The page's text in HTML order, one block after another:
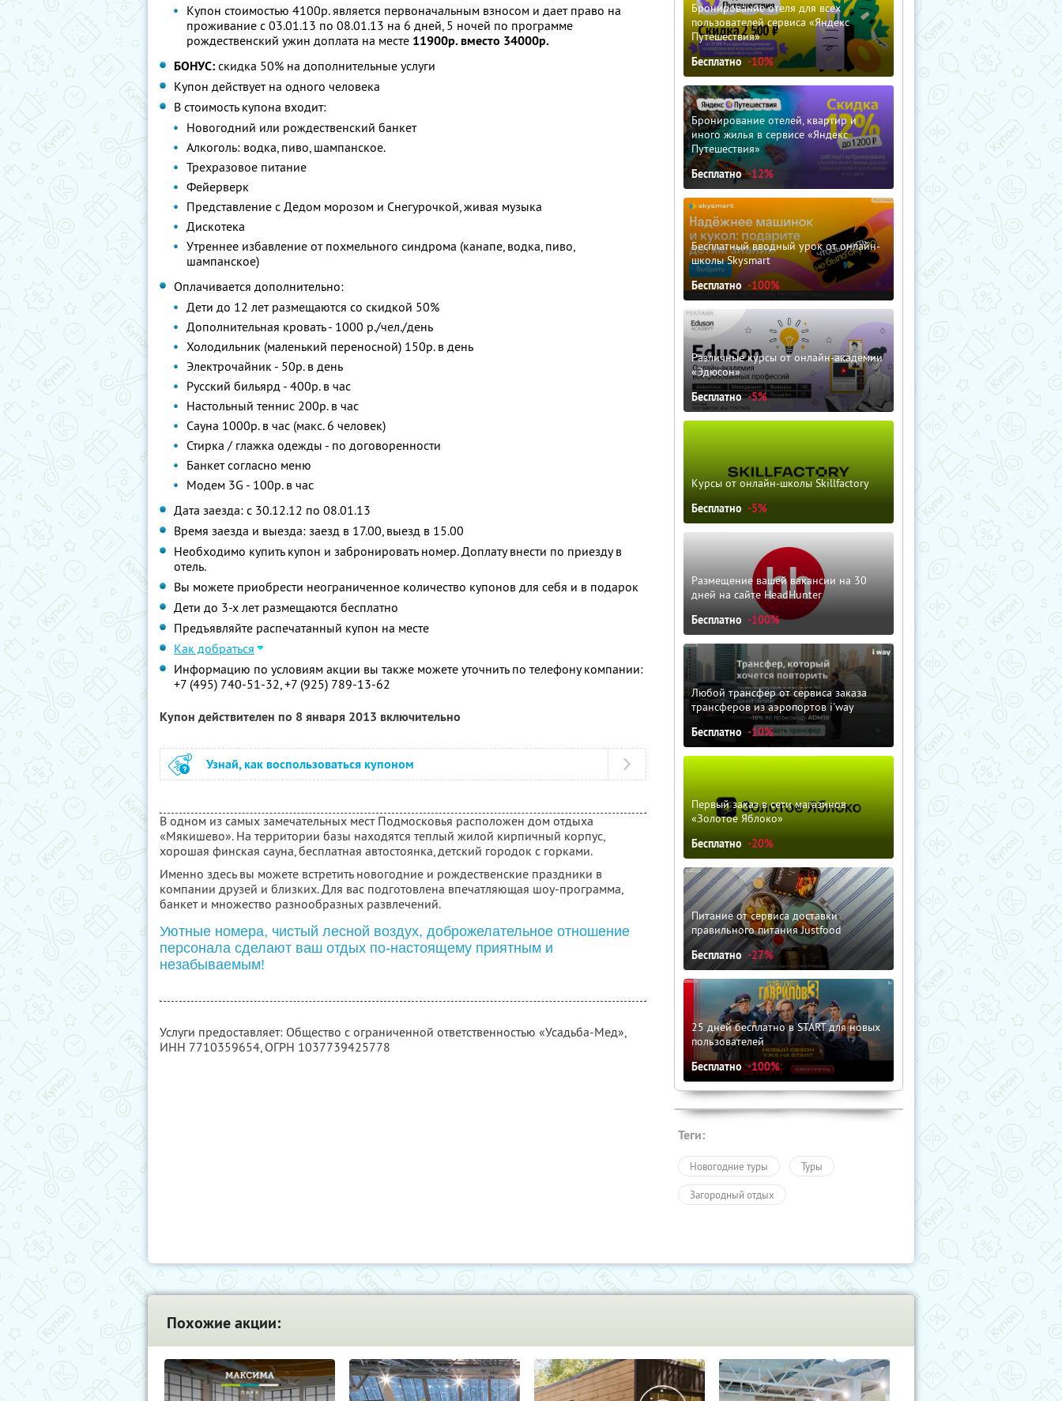
Купон стоимостью 4100р. является первоначальным взносом и дает право на
проживание с 03.01.13 по 08.01.13 на 6 дней, 5 ночей по программе
рождественский ужин доплата на месте 11900р. вместо 34000р.
БОНУС: скидка 50% на дополнительные услуги
Купон действует на одного человека
В стоимость купона входит:
Новогодний или рождественский банкет
Алкоголь: водка, пиво, шампанское.
Трехразовое питание
Фейерверк
Представление с Дедом морозом и Снегурочкой, живая музыка
Дискотека
Утреннее избавление от похмельного синдрома (канапе, водка, пиво,
шампанское)
Оплачивается дополнительно:
Дети до 12 лет размещаются со скидкой 50%
Дополнительная кровать - 1000 р./чел./день
Холодильник (маленький переносной) 150р. в день
Электрочайник - 50р. в день
Русский бильярд - 400р. в час
Настольный теннис 200р. в час
Сауна 1000р. в час (макс. 6 человек)
Стирка / глажка одежды - по договоренности
Банкет согласно меню
Модем 3G - 100р. в час
Дата заезда: с 30.12.12 по 08.01.13
Время заезда и выезда: заезд в 17.00, выезд в 15.00
Необходимо купить купон и забронировать номер. Доплату внести по приезду в
отель.
Вы можете приобрести неограниченное количество купонов для себя и в подарок
Дети до 3-х лет размещаются бесплатно
Предъявляйте распечатанный купон на месте
Как добраться
Информацию по условиям акции вы также можете уточнить по телефону компании:
+7 (495) 740-51-32, +7 (925) 789-13-62
Купон действителен по 8 января 2013 включительно
Узнай, как воспользоваться купоном
В одном из самых замечательных мест Подмосковья расположен дом отдыха
«Мякишево». На территории базы находятся теплый жилой кирпичный корпус,
хорошая финская сауна, бесплатная автостоянка, детский городок с горками.
Именно здесь вы можете встретить новогодние и рождественские праздники в
компании друзей и близких. Для вас подготовлена впечатляющая шоу-программа,
банкет и множество разнообразных развлечений.
Уютные номера, чистый лесной воздух, доброжелательное отношение
персонала сделают ваш отдых по-настоящему приятным и
незабываемым!
Услуги предоставляет: Общество с ограниченной ответственностью «Усадьба-Мед»,
ИНН 7710359654, ОГРН 1037739425778
Бронирование отеля для всех
пользователей сервиса «Яндекс
Путешествия»
Бесплатно -10%
Бронирование отелей, квартир и
иного жилья в сервисе «Яндекс
Путешествия»
Бесплатно -12%
Бесплатный вводный урок от онлайн-
школы Skysmart
Бесплатно -100%
Различные курсы от онлайн-академии
«Эдюсон»
Бесплатно -5%
Курсы от онлайн-школы Skillfactory
Бесплатно -5%
Размещение вашей вакансии на 30
дней на сайте HeadHunter
Бесплатно -100%
Любой трансфер от сервиса заказа
трансферов из аэропортов i'way
Бесплатно -10%
Первый заказ в сети магазинов
«Золотое Яблоко»
Бесплатно -20%
Питание от сервиса доставки
правильного питания Justfood
Бесплатно -27%
25 дней бесплатно в START для новых
пользователей
Бесплатно -100%
Теги:
Новогодние туры Туры
Загородный отдых
Похожие акции: